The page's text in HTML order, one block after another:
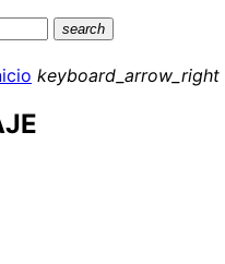
search
keyboard_arrow_right